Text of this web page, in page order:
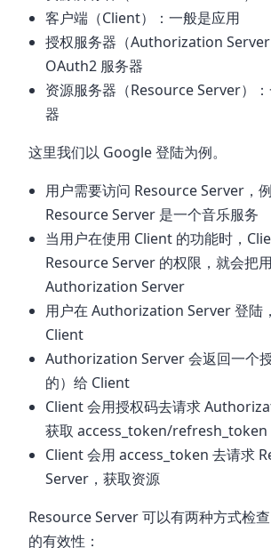
客户端（Client）：一般是应用
授权服务器（Authorization
OAuth2 服务器
资源服务器（Resource Server）
器
这里我们以 Google 登陆为例。
用户需要访问 Resource Server，
Resource Server 是一个音乐服务
当用户在使用 Client 的功能时，
Resource Server 的权限，就会把
Authorization Server
用户在 Authorization Server 登陆
Client
Authorization Server 会返回一个
的）给 Client
Client 会用授权码去请求
获取 access_token/refresh_token
Client 会用 access_token 去请求
Server，获取资源
Resource Server 可以有两种方式检
的有效性：